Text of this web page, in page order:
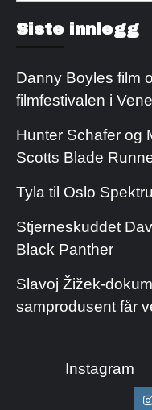
Siste innlegg
Danny Boyles film
filmfestivalen i
Hunter Schafer og
Scotts Blade
Tyla til Oslo
Stjerneskuddet
Black Panther
Slavoj Žižek-
samprodusent får
Instagram